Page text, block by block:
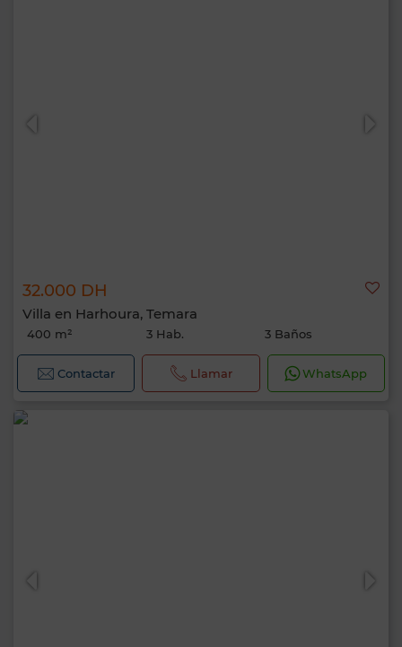
32.000 DH
Villa en Harhoura, Temara
400 m² 3 Hab. 3 Baños
Contactar Llamar WhatsApp